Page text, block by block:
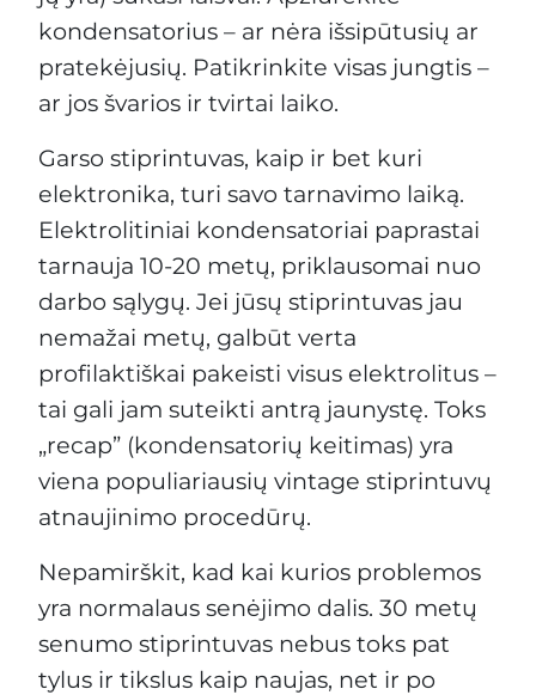
kondensatorius – ar nėra išsipūtusių ar
pratekėjusių. Patikrinkite visas jungtis –
ar jos švarios ir tvirtai laiko.
Garso stiprintuvas, kaip ir bet kuri
elektronika, turi savo tarnavimo laiką.
Elektrolitiniai kondensatoriai paprastai
tarnauja 10-20 metų, priklausomai nuo
darbo sąlygų. Jei jūsų stiprintuvas jau
nemažai metų, galbūt verta
profilaktiškai pakeisti visus elektrolitus –
tai gali jam suteikti antrą jaunystę. Toks
„recap” (kondensatorių keitimas) yra
viena populiariausių vintage stiprintuvų
atnaujinimo procedūrų.
Nepamirškit, kad kai kurios problemos
yra normalaus senėjimo dalis. 30 metų
senumo stiprintuvas nebus toks pat
tylus ir tikslus kaip naujas, net ir po